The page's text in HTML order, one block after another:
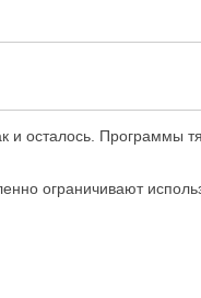
и осталось. Программы
ограничивают